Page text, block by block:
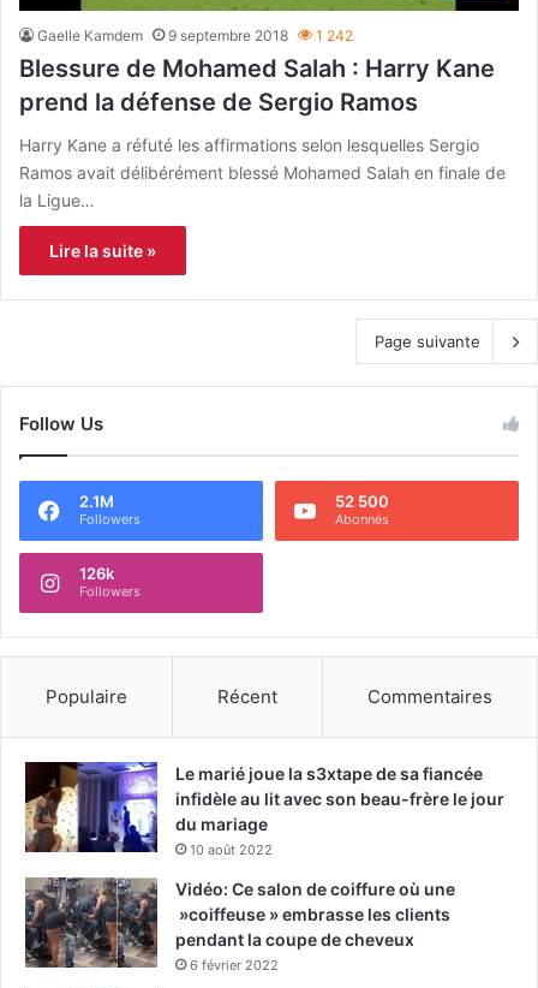
Gaelle Kamdem 9 septembre 2018 1 242
Blessure de Mohamed Salah : Harry Kane
prend la défense de Sergio Ramos
Harry Kane a réfuté les affirmations selon lesquelles Sergio
Ramos avait délibérément blessé Mohamed Salah en finale de
la Ligue…
Lire la suite »
Page suivante
Follow Us
2.1M
Followers
52 500
Abonnés
126k
Followers
Populaire Récent Commentaires
Le marié joue la s3xtape de sa fiancée
infidèle au lit avec son beau-frère le jour
du mariage
10 août 2022
Vidéo: Ce salon de coiffure où une
»coiffeuse » embrasse les clients
pendant la coupe de cheveux
6 février 2022